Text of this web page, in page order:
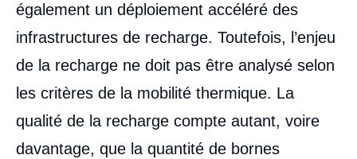
également un déploiement accéléré des
infrastructures de recharge. Toutefois, l’enjeu
de la recharge ne doit pas être analysé selon
les critères de la mobilité thermique. La
qualité de la recharge compte autant, voire
davantage, que la quantité de bornes